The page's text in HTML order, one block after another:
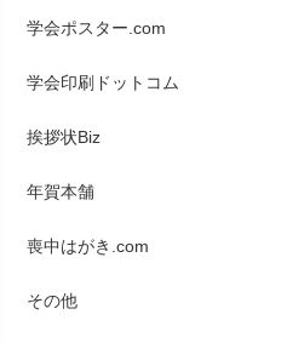
学会ポスター.com
学会印刷ドットコム
挨拶状Biz
年賀本舗
喪中はがき.com
その他